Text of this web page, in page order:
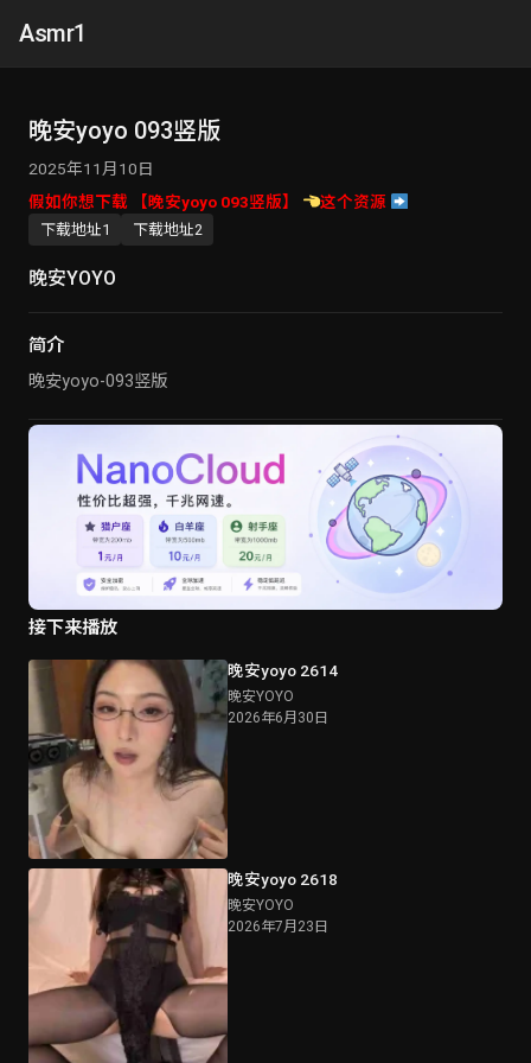
Asmr1
晚安yoyo 093竖版
2025年11月10日
假如你想下载 【晚安yoyo 093竖版】
这个资源
下载地址1 下载地址2
晚安YOYO
简介
晚安yoyo-093竖版
接下来播放
晚安yoyo 2614
晚安YOYO
2026年6月30日
晚安yoyo 2618
晚安YOYO
2026年7月23日